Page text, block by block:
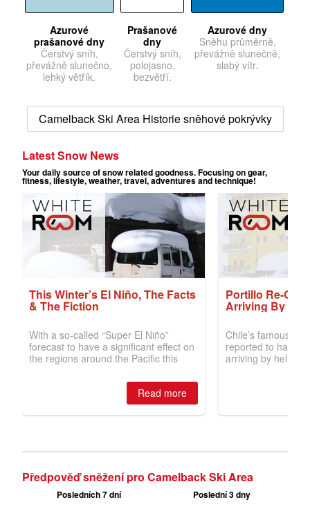
Azurové
prašanové dny
Čerstvý sníh,
převážně slunečno,
lehký větřík.
Prašanové
dny
Čerstvý sníh,
polojasno,
bezvětří.
Azurové dny
Sněhu průměrně,
převážně slunečně,
slabý vítr.
Camelback Ski Area Historie sněhové pokrývky
Předpověď sněžení pro Camelback Ski Area
Posledních 7 dní Poslední 3 dny